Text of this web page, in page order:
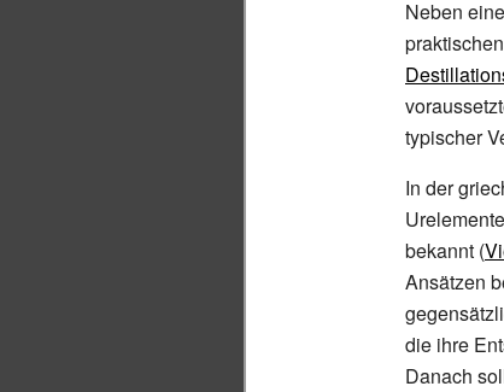
Neben
typischer
In der
bekannt (
Ansätzen
die ihre
Danach